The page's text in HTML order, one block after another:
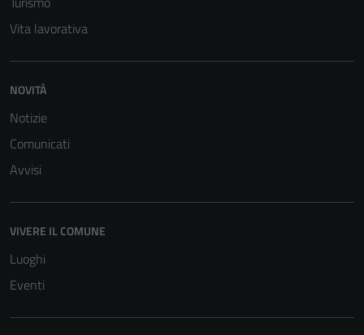
Vita lavorativa
NOVITÀ
Notizie
Comunicati
Avvisi
VIVERE IL COMUNE
Luoghi
Eventi
sono necessari